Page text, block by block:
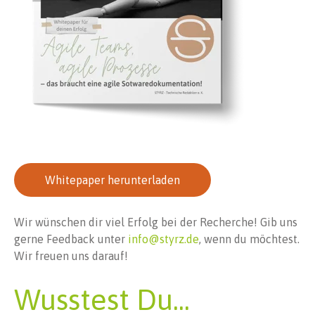
Whitepaper herunterladen
Wir wünschen dir viel Erfolg bei der Recherche! Gib uns
gerne Feedback unter info@styrz.de, wenn du möchtest.
Wir freuen uns darauf!
Wusstest Du...